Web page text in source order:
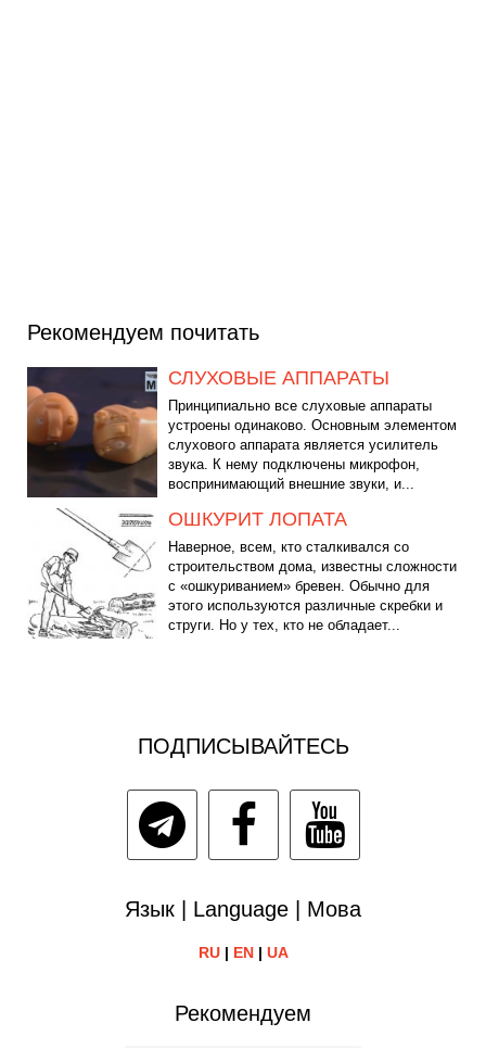
Рекомендуем почитать
СЛУХОВЫЕ АППАРАТЫ
Принципиально все слуховые аппараты
устроены одинаково. Основным элементом
слухового аппарата является усилитель
звука. К нему подключены микрофон,
воспринимающий внешние звуки, и...
ОШКУРИТ ЛОПАТА
Наверное, всем, кто сталкивался со
строительством дома, известны сложности
с «ошкуриванием» бревен. Обычно для
этого используются различные скребки и
струги. Но у тех, кто не обладает...
ПОДПИСЫВАЙТЕСЬ
Язык | Language | Мова
RU| EN| UA
Рекомендуем